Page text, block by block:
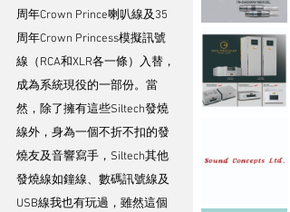
周年Crown Prince喇叭線及35
周年Crown Princess模擬訊號
線（RCA和XLR各一條）入替，
成為系統現役的一部份。當
然，除了擁有這些Siltech發燒
線外，身為一個不折不扣的發
燒友及音響寫手，Siltech其他
發燒線如鐘線、數碼訊號線及
USB線我也有玩過，雖然這個